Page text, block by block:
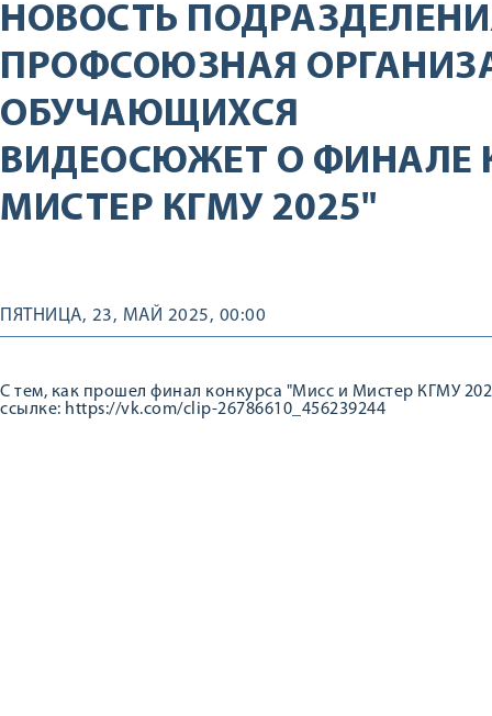
НОВОСТЬ
ПРОФСОЮЗНАЯ
ОБУЧАЮЩИХСЯ
ВИДЕОСЮЖЕТ О ФИНАЛЕ
МИСТЕР КГМУ 2025"
ПЯТНИЦА, 23, МАЙ 2025, 00:00
С тем, как прошел финал конкурса "Мисс и Мистер КГМУ
ссылке: https://vk.com/clip-26786610_456239244